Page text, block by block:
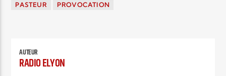
PASTEUR PROVOCATION
AUTEUR
RADIO ELYON